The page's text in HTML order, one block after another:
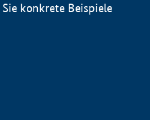
konkrete Beispiele